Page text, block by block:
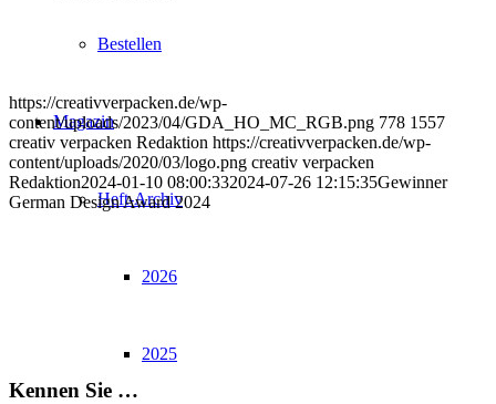
Bestellen
Magazin
Heft-Archiv
2026
2025
https://creativverpacken.de/wp-
content/uploads/2023/04/GDA_HO_MC_RGB.png 778 1557
creativ verpacken Redaktion https://creativverpacken.de/wp-
content/uploads/2020/03/logo.png creativ verpacken
Redaktion2024-01-10 08:00:332024-07-26 12:15:35Gewinner
German Design Award 2024
Kennen Sie …